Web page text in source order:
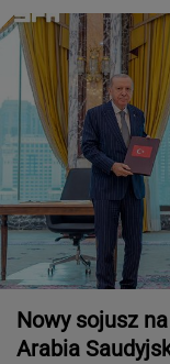
Nowy sojusz
Arabia